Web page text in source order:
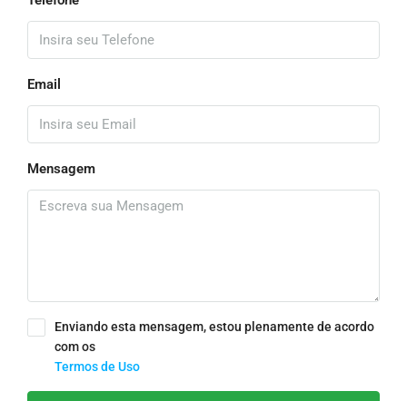
Email
Mensagem
Enviando esta mensagem, estou plenamente de acordo
com os
Termos de Uso